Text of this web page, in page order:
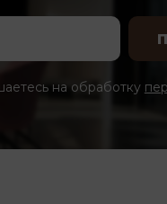
на обработку